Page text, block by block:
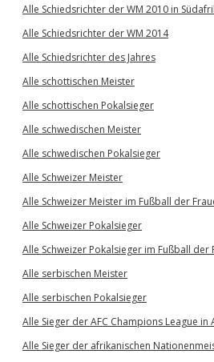
Alle Schiedsrichter der WM 2010 in
Alle Schiedsrichter der WM 2014
Alle Schiedsrichter des Jahres
Alle schottischen Meister
Alle schottischen Pokalsieger
Alle schwedischen Meister
Alle schwedischen Pokalsieger
Alle Schweizer Meister
Alle Schweizer Meister im Fußball der
Alle Schweizer Pokalsieger
Alle Schweizer Pokalsieger im Fußball der
Alle serbischen Meister
Alle serbischen Pokalsieger
Alle Sieger der AFC Champions League in
Alle Sieger der afrikanischen